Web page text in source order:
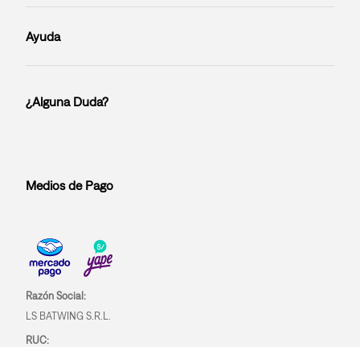
Ayuda
¿Alguna Duda?
Medios de Pago
Razón Social:
LS BATWING S.R.L.
RUC: